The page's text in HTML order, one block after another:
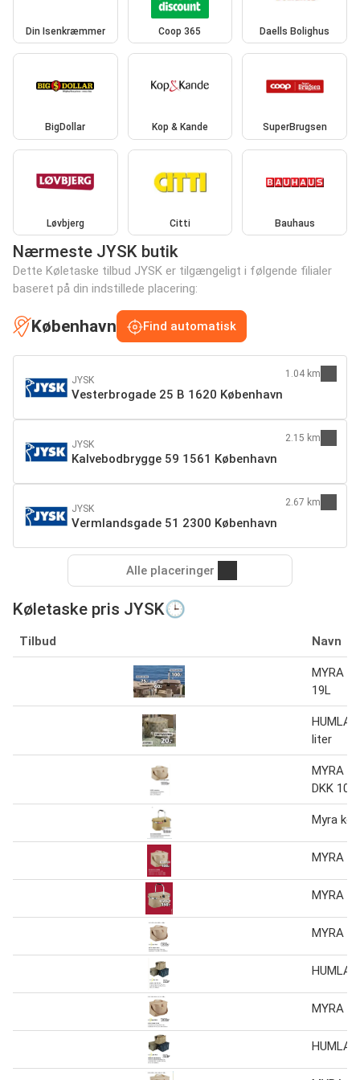
Din Isenkræmmer Coop 365 Daells Bolighus
BigDollar Kop & Kande SuperBrugsen
Løvbjerg Citti Bauhaus
Nærmeste JYSK butik
Dette Køletaske tilbud JYSK er tilgængeligt i følgende filialer
baseret på din indstillede placering:
København Find automatisk
JYSK
Vesterbrogade 25 B 1620 København
1.04 km
JYSK
Kalvebodbrygge 59 1561 København
2.15 km
JYSK
Vermlandsgade 51 2300 København
2.67 km
Alle placeringer
Køletaske pris JYSK🕒
Tilbud Navn
MYRA
19L
HUMLA
liter
MYRA
DKK 100
Myra
MYRA
MYRA
MYRA
HUMLA
MYRA
HUMLA